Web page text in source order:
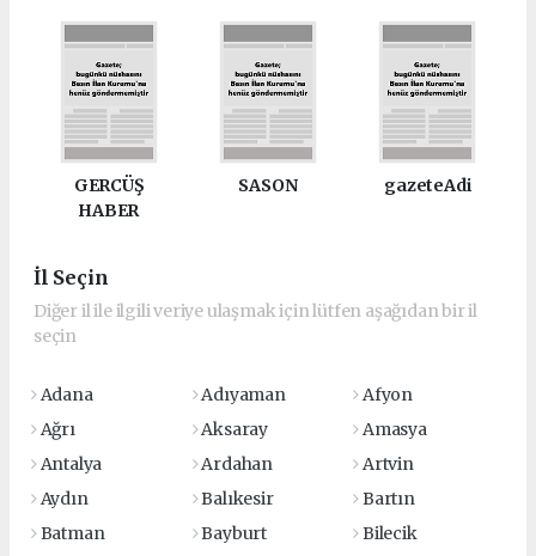
GERCÜŞ
HABER
SASON gazeteAdi
İl Seçin
Diğer il ile ilgili veriye ulaşmak için lütfen aşağıdan bir il
seçin
Adana Adıyaman
Afyon
Ağrı
Aksaray
Amasya
Antalya
Ardahan
Artvin
Aydın
Balıkesir
Bartın
Batman
Bayburt
Bilecik